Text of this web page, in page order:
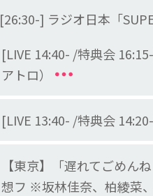
[26:30-] ラジオ日本「
[LIVE 14:40- /特典会
アトロ）
[LIVE 13:40- /特典会
【東京】「遅れてごめん
想フ ※坂林佳奈、柏綾菜